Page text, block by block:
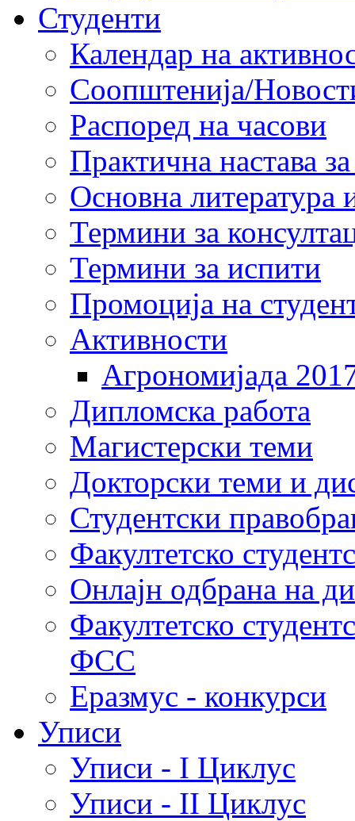
Студенти
Календар на
Соопштенија/
Распоред на часови
Практична настава
Основна литература
Термини за
Термини за испити
Промоција на
Активности
Агрономијада
Дипломска работа
Магистерски теми
Докторски теми и
Студентски
Факултетско
Онлајн одбрана на
Факултетско
ФСС
Еразмус - конкурси
Уписи
Уписи - I Циклус
Уписи - II Циклус